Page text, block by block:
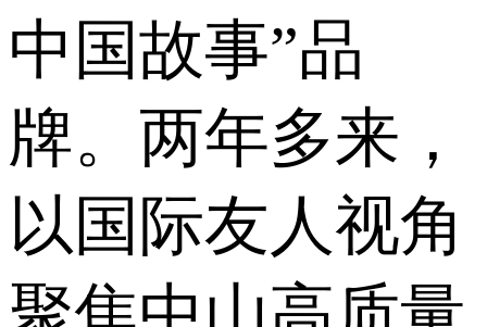
中国故事”品
牌。两年多来，
以国际友人视角